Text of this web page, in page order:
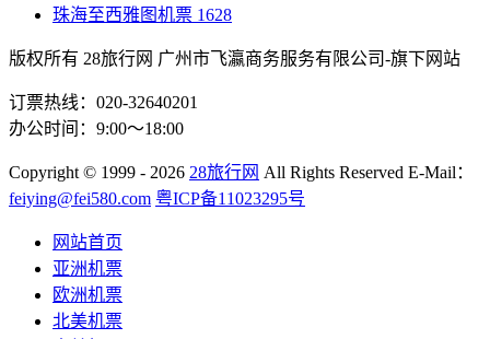
珠海至西雅图机票 1628
版权所有 28旅行网 广州市飞瀛商务服务有限公司-旗下网站
订票热线：020-32640201
办公时间：9:00～18:00
Copyright © 1999 - 2026 28旅行网 All Rights Reserved E-Mail：
feiying@fei580.com 粤ICP备11023295号
网站首页
亚洲机票
欧洲机票
北美机票